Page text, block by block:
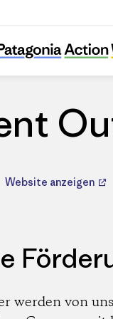
Ascent
Website anzeigen
werden von